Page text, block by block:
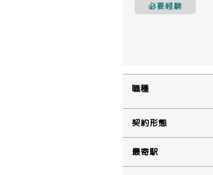
必要経験
職種
契約形態
最寄駅